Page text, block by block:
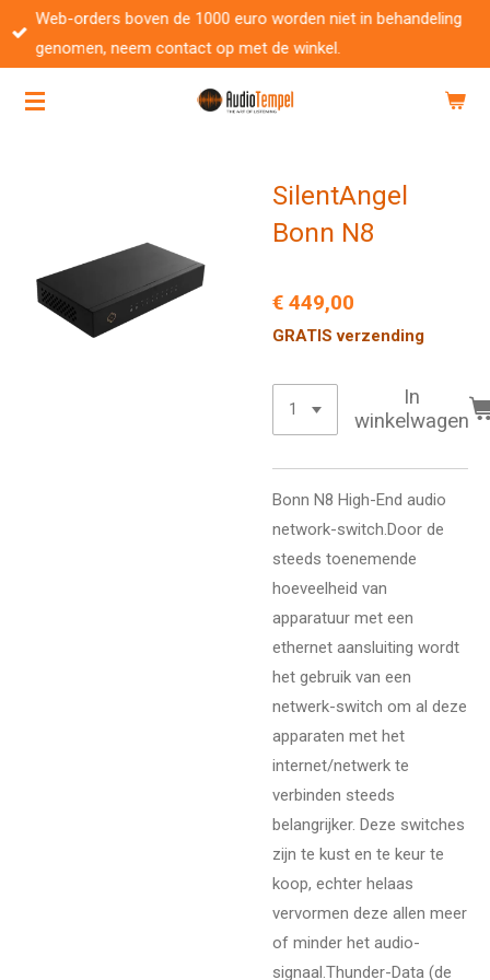
Ga
direct
de
Web-orders boven de 1000 euro worden niet in behandeling
genomen, neem contact op met de winkel.
SilentAngel
Bonn N8
€ 449,00
GRATIS verzending
In
winkelwagen
Bonn N8 High-End audio
network-switch.Door de
steeds toenemende
hoeveelheid van
apparatuur met een
ethernet aansluiting wordt
het gebruik van een
netwerk-switch om al deze
apparaten met het
internet/netwerk te
verbinden steeds
belangrijker. Deze switches
zijn te kust en te keur te
koop, echter helaas
vervormen deze allen meer
of minder het audio-
signaal.Thunder-Data (de